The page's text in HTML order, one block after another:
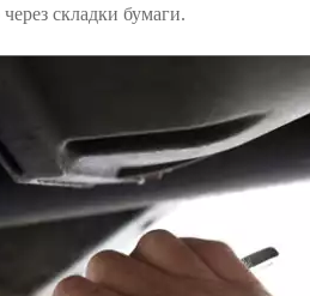
складки бумаги.